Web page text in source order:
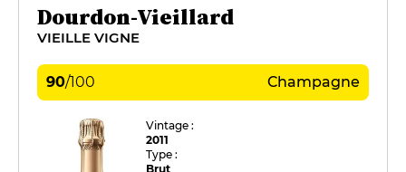
Dourdon-Vieillard
VIEILLE VIGNE
90/100 Champagne
Vintage :
2011
Type :
Brut